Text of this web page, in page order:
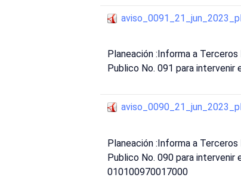
Planeación :Informa a
Publico No. 091 para
Planeación :Informa a
Publico No. 090 para intervenir
010100970017000